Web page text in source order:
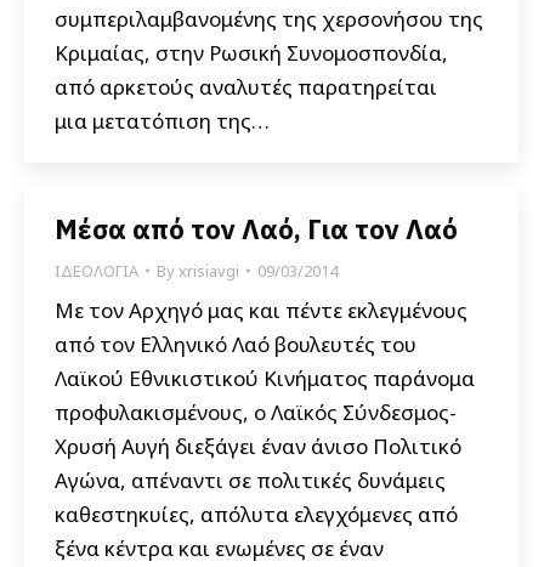
συμπεριλαμβανομένης της χερσονήσου της
Κριμαίας, στην Ρωσική Συνομοσπονδία,
από αρκετούς αναλυτές παρατηρείται
μια μετατόπιση της…
Μέσα από τον Λαό, Για τον Λαό
ΙΔΕΟΛΟΓΙΑ Byxrisiavgi 09/03/2014
Με τον Αρχηγό μας και πέντε εκλεγμένους
από τον Ελληνικό Λαό βουλευτές του
Λαϊκού Εθνικιστικού Κινήματος παράνομα
προφυλακισμένους, ο Λαϊκός Σύνδεσμος-
Χρυσή Αυγή διεξάγει έναν άνισο Πολιτικό
Αγώνα, απέναντι σε πολιτικές δυνάμεις
καθεστηκυίες, απόλυτα ελεγχόμενες από
ξένα κέντρα και ενωμένες σε έναν